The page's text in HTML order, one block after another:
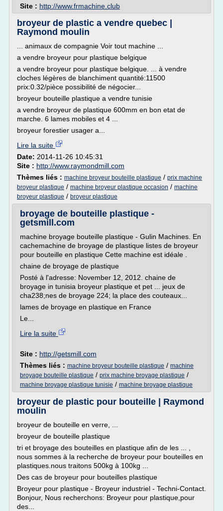
Site : http://www.frmachine.club
broyeur de plastic a vendre quebec |
Raymond moulin
... animaux de compagnie Voir tout machine ...
a vendre broyeur pour plastique belgique
a vendre broyeur pour plastique belgique. ... à vendre
cloches légères de blanchiment quantité:11500
prix:0.32/pièce possibilité de négocier...
broyeur bouteille plastique a vendre tunisie
a vendre broyeur de plastique 600mm en bon etat de
marche. 6 lames mobiles et 4 ...
broyeur forestier usager a...
Lire la suite
Date: 2014-11-26 10:45:31
Site : http://www.raymondmill.com
Thèmes liés : machine broyeur bouteille plastique / prix machine
broyeur plastique / machine broyeur plastique occasion / machine
broyeur plastique / broyeur plastique
broyage de bouteille plastique -
getsmill.com
machine broyage bouteille plastique - Gulin Machines. En
cachemachine de broyage de plastique listes de broyeur
pour bouteille en plastique Cette machine est idéale .
chaine de broyage de plastique
Posté à l'adresse: November 12, 2012. chaine de
broyage in tunisia broyeur plastique et pet ... jeux de
cha238;nes de broyage 224; la place des couteaux...
lames de broyage en plastique en France
Le...
Lire la suite
Site : http://getsmill.com
Thèmes liés : machine broyeur bouteille plastique / machine
broyage bouteille plastique / prix machine broyage plastique /
machine broyage plastique tunisie / machine broyage plastique
broyeur de plastic pour bouteille | Raymond
moulin
broyeur de bouteille en verre, ...
broyeur de bouteille plastique
tri et broyage des bouteilles en plastique afin de les ... ,
nous sommes à la recherche de broyeur pour bouteilles en
plastiques.nous traitons 500kg à 100kg ...
Des cas de broyeur pour bouteilles plastique
Broyeur pour plastique - Broyeur industriel - Techni-Contact.
Bonjour, Nous recherchons: Broyeur pour plastique,pour
des...